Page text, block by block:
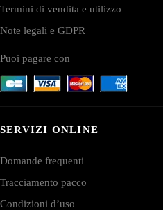
Termini di vendita e utilizzo
Note legali e GDPR
Puoi pagare con
SERVIZI ONLINE
Domande frequenti
Tracciamento pacco
Condizioni d’uso